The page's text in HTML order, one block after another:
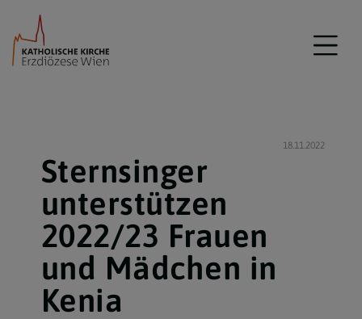
18.11.2022
Sternsinger
unterstützen
2022/23 Frauen
und Mädchen in
Kenia